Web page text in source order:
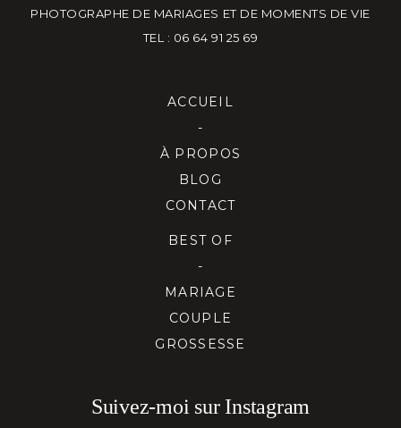
PHOTOGRAPHE DE MARIAGES ET DE MOMENTS DE VIE
TEL : 06 64 91 25 69
ACCUEIL
-
À PROPOS
BLOG
CONTACT
BEST OF
-
MARIAGE
COUPLE
GROSSESSE
Suivez-moi sur Instagram